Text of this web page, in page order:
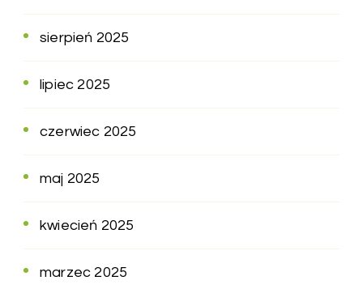
sierpień 2025
lipiec 2025
czerwiec 2025
maj 2025
kwiecień 2025
marzec 2025